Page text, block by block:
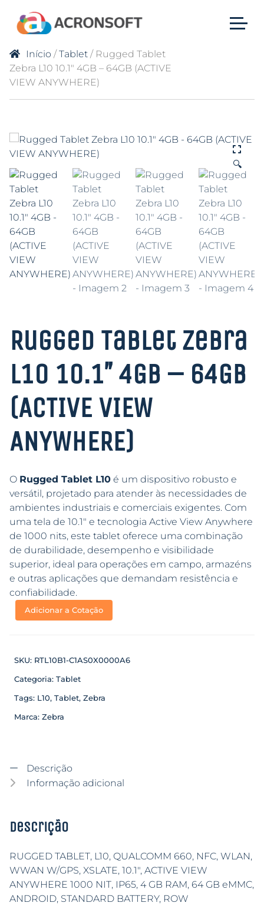
Início /Tablet / Rugged Tablet
Zebra L10 10.1″ 4GB – 64GB (ACTIVE
VIEW ANYWHERE)
🔍
Rugged Tablet Zebra
L10 10.1″ 4GB – 64GB
(ACTIVE VIEW
ANYWHERE)
O Rugged Tablet L10 é um dispositivo robusto e
versátil, projetado para atender às necessidades de
ambientes industriais e comerciais exigentes. Com
uma tela de 10.1″ e tecnologia Active View Anywhere
de 1000 nits, este tablet oferece uma combinação
de durabilidade, desempenho e visibilidade
superior, ideal para operações em campo, armazéns
e outras aplicações que demandam resistência e
confiabilidade.
Adicionar a Cotação
SKU: RTL10B1-C1AS0X0000A6
Categoria: Tablet
Tags: L10, Tablet, Zebra
Marca: Zebra
Descrição
Informação adicional
Descrição
RUGGED TABLET, L10, QUALCOMM 660, NFC, WLAN,
WWAN W/GPS, XSLATE, 10.1″, ACTIVE VIEW
ANYWHERE 1000 NIT, IP65, 4 GB RAM, 64 GB eMMC,
ANDROID, STANDARD BATTERY, ROW